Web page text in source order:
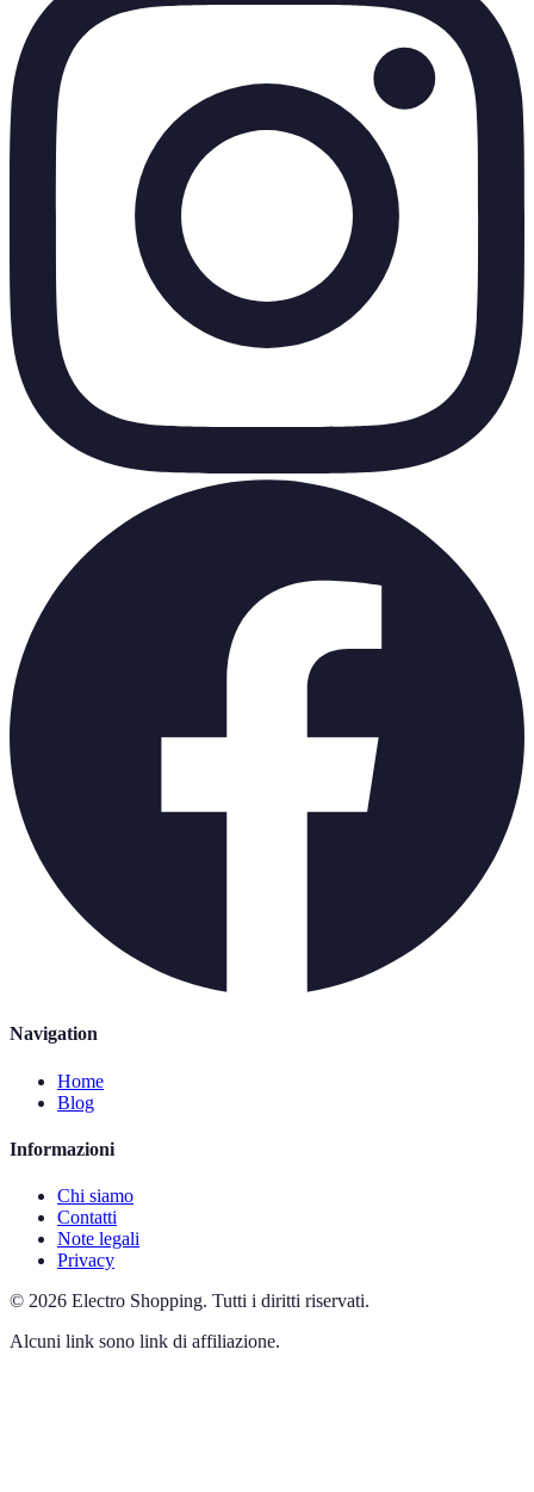
Navigation
Home
Blog
Informazioni
Chi siamo
Contatti
Note legali
Privacy
© 2026 Electro Shopping. Tutti i diritti riservati.
Alcuni link sono link di affiliazione.